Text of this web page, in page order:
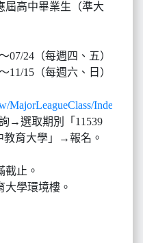
屆高中畢業生（準大
07/24（每週四、五）
11/15（每週六、日）
MajorLeagueClass/Index
→選取期別「11539
教育大學」→報名。
截止。
大學環境樓。